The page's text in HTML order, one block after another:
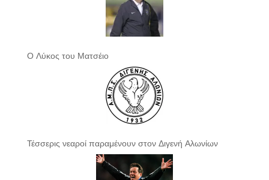
Ο Λύκος του Ματσέιο
Τέσσερις νεαροί παραμένουν στον Διγενή Αλωνίων